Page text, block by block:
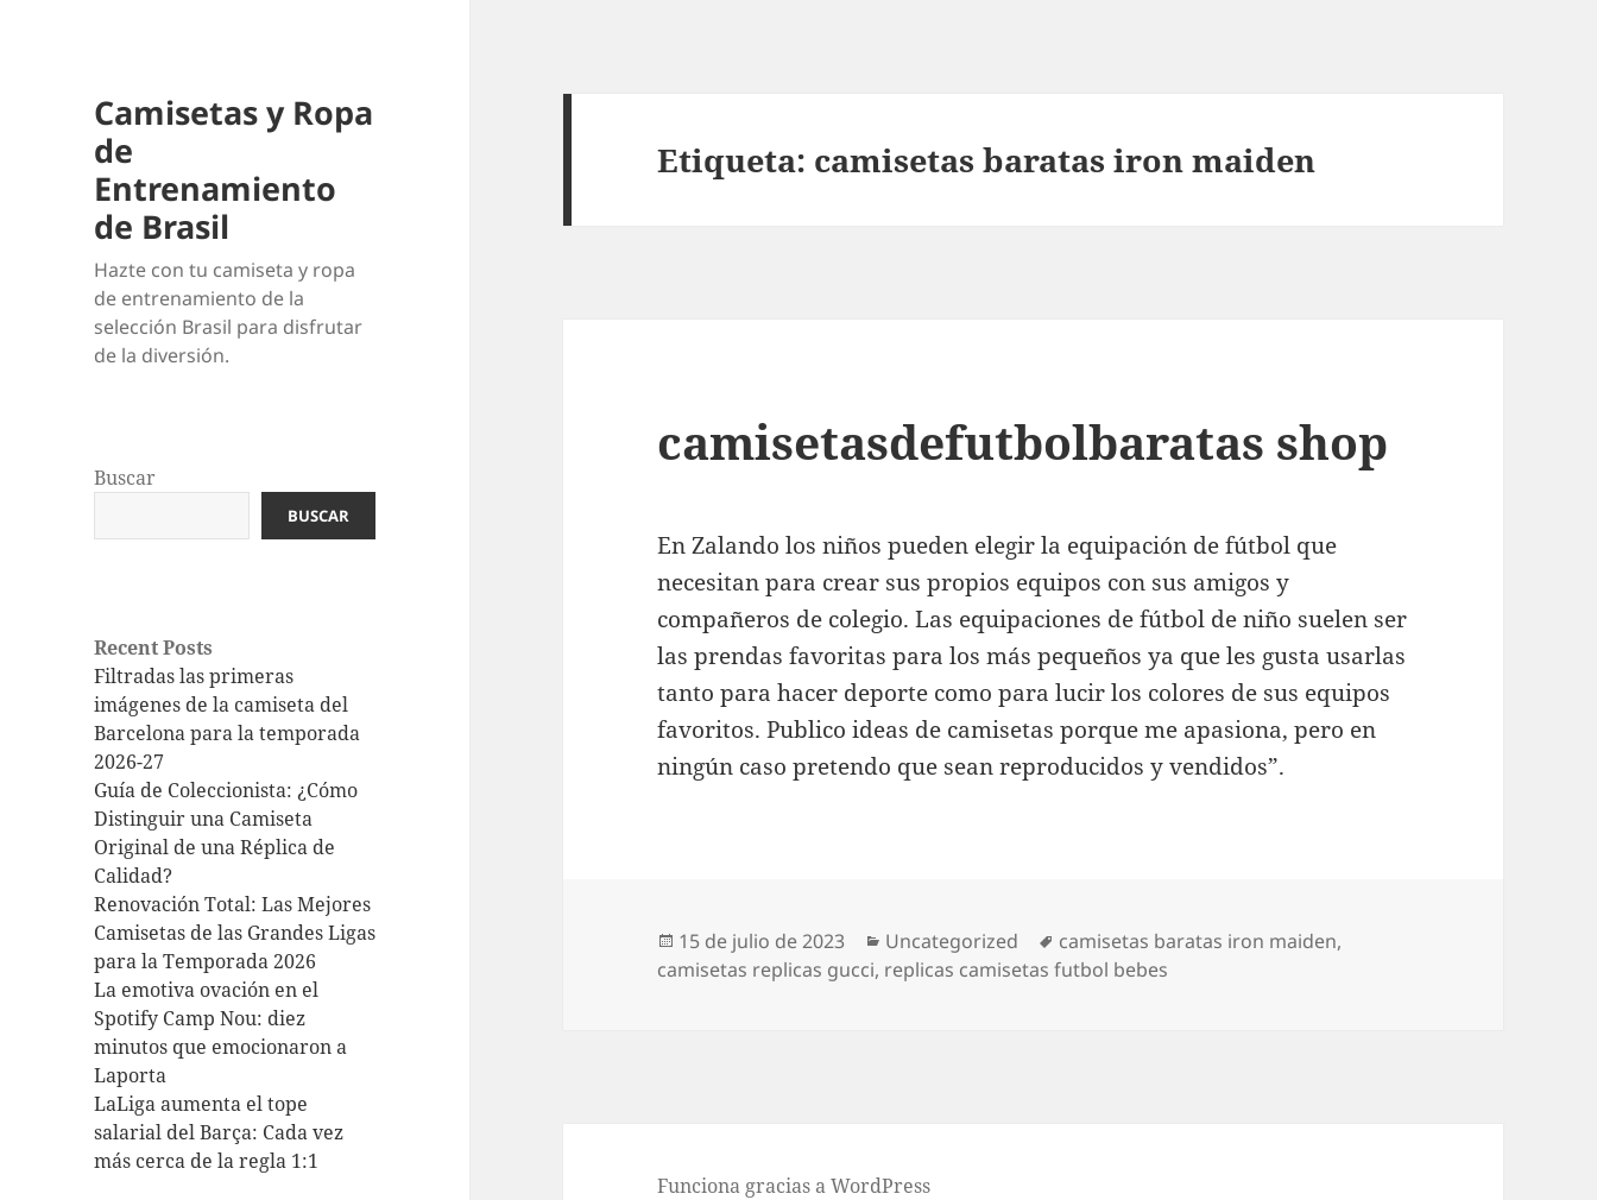
Camisetas y Ropa
de
Entrenamiento
de Brasil
Hazte con tu camiseta y ropa
de entrenamiento de la
selección Brasil para disfrutar
de la diversión.
Buscar
BUSCAR
Recent Posts
Filtradas las primeras
imágenes de la camiseta del
Barcelona para la temporada
2026-27
Guía de Coleccionista: ¿Cómo
Distinguir una Camiseta
Original de una Réplica de
Calidad?
Renovación Total: Las Mejores
Camisetas de las Grandes Ligas
para la Temporada 2026
La emotiva ovación en el
Spotify Camp Nou: diez
minutos que emocionaron a
Laporta
LaLiga aumenta el tope
salarial del Barça: Cada vez
más cerca de la regla 1:1
Etiqueta: camisetas baratas iron maiden
camisetasdefutbolbaratas shop
En Zalando los niños pueden elegir la equipación de fútbol que
necesitan para crear sus propios equipos con sus amigos y
compañeros de colegio. Las equipaciones de fútbol de niño suelen ser
las prendas favoritas para los más pequeños ya que les gusta usarlas
tanto para hacer deporte como para lucir los colores de sus equipos
favoritos. Publico ideas de camisetas porque me apasiona, pero en
ningún caso pretendo que sean reproducidos y vendidos”.
Publicado
el
15 de julio de 2023 Categorías
Uncategorized Etiquetas
camisetas baratas iron maiden,
camisetas replicas gucci, replicas camisetas futbol bebes
Funciona gracias a WordPress